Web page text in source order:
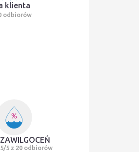
klienta
odbiorów
5 z 20 odbiorów